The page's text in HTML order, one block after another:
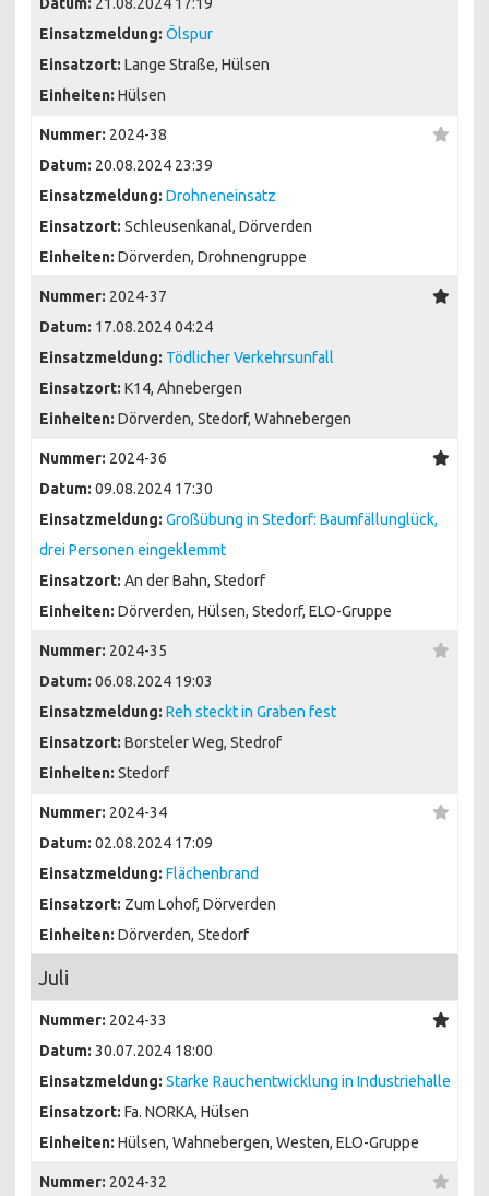
Einsatzmeldung: Ölspur
Einsatzort: Lange Straße, Hülsen
Einheiten: Hülsen
Nummer: 2024-38
Datum: 20.08.2024 23:39
Einsatzmeldung: Drohneneinsatz
Einsatzort: Schleusenkanal, Dörverden
Einheiten: Dörverden, Drohnengruppe
Nummer: 2024-37
Datum: 17.08.2024 04:24
Einsatzmeldung: Tödlicher Verkehrsunfall
Einsatzort: K14, Ahnebergen
Einheiten: Dörverden, Stedorf, Wahnebergen
Nummer: 2024-36
Datum: 09.08.2024 17:30
Einsatzmeldung: Großübung in Stedorf: Baumfällunglück,
drei Personen eingeklemmt
Einsatzort: An der Bahn, Stedorf
Einheiten: Dörverden, Hülsen, Stedorf, ELO-Gruppe
Nummer: 2024-35
Datum: 06.08.2024 19:03
Einsatzmeldung: Reh steckt in Graben fest
Einsatzort: Borsteler Weg, Stedrof
Einheiten: Stedorf
Nummer: 2024-34
Datum: 02.08.2024 17:09
Einsatzmeldung: Flächenbrand
Einsatzort: Zum Lohof, Dörverden
Einheiten: Dörverden, Stedorf
Juli
Nummer: 2024-33
Datum: 30.07.2024 18:00
Einsatzmeldung: Starke Rauchentwicklung in Industriehalle
Einsatzort: Fa. NORKA, Hülsen
Einheiten: Hülsen, Wahnebergen, Westen, ELO-Gruppe
Nummer: 2024-32